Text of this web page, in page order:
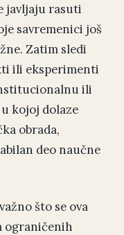
javljaju rasuti
savremenici još
Zatim sledi
ili eksperimenti
ili
kojoj dolaze
obrada,
deo naučne
što se ova
ograničenih